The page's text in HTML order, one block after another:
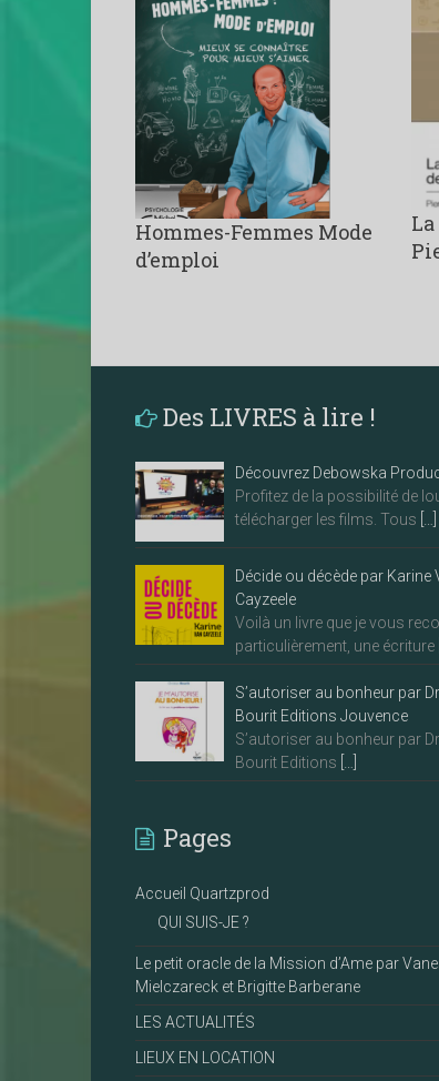
Hommes-Femmes Mode
d’emploi
Des LIVRES à lire !
Découvrez Debowska
Profitez de la possibilité de
télécharger les films. Tous
Décide ou décède par Karine
Cayzeele
Voilà un livre que je vous
particulièrement, une écriture
S’autoriser au bonheur par
Bourit Editions Jouvence
S’autoriser au bonheur par
Bourit Editions
Pages
Accueil Quartzprod
QUI SUIS-JE ?
Le petit oracle de la Mission d’Ame par
Mielczareck et Brigitte Barberane
LES ACTUALITÉS
LIEUX EN LOCATION